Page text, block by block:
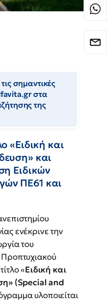
σημαντικές
στα
της
«Ειδική και
και
Ειδικών
ΠΕ61 και
ενέκρινε την
του
Προπτυχιακού
«Ειδική και
(Special and
υλοποιείται